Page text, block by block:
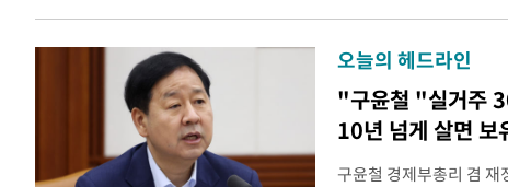
오늘의 헤드라인
"구윤철 "실거주
10년 넘게 살면
구윤철 경제부총리 겸